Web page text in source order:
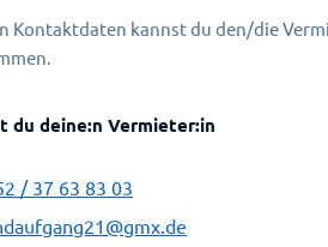
Kontaktdaten kannst du den/die
du deine:n Vermieter:in
/ 37 63 83 03